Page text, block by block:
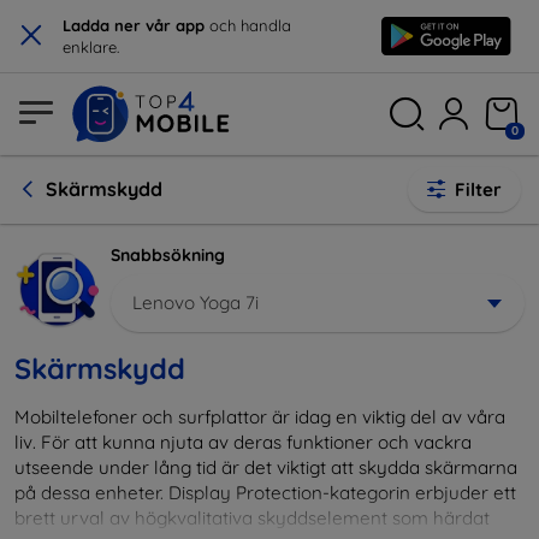
× Ladda ner vår app och handla
enklare.
0
Skärmskydd Filter
Snabbsökning
Lenovo Yoga 7i
Skärmskydd
Mobiltelefoner och surfplattor är idag en viktig del av våra
liv. För att kunna njuta av deras funktioner och vackra
utseende under lång tid är det viktigt att skydda skärmarna
på dessa enheter. Display Protection-kategorin erbjuder ett
brett urval av högkvalitativa skyddselement som härdat